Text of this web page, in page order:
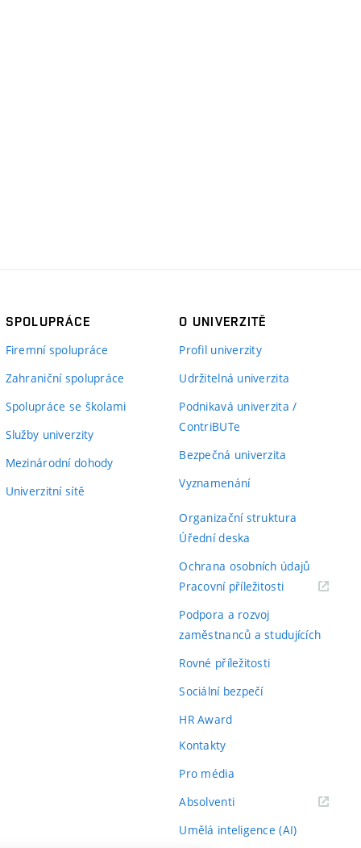
SPOLUPRÁCE
Firemní spolupráce
Zahraniční spolupráce
Spolupráce se školami
Služby univerzity
Mezinárodní dohody
Univerzitní sítě
O UNIVERZITĚ
Profil univerzity
Udržitelná univerzita
Podnikavá univerzita /
ContriBUTe
Bezpečná univerzita
Vyznamenání
Organizační struktura
Úřední deska
Ochrana osobních údajů
Pracovní příležitosti(externí
Podpora a rozvoj
zaměstnanců a studujících
Rovné příležitosti
Sociální bezpečí
HR Award
Kontakty
Pro média
Absolventi(externí
Umělá inteligence (AI)